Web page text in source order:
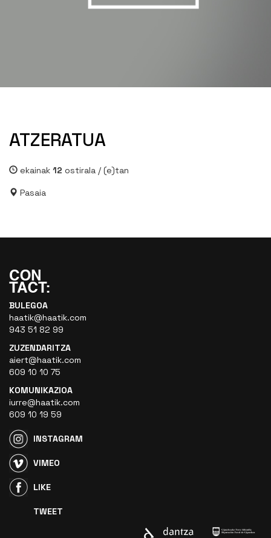
ATZERATUA
ekainak 12 ostirala / (e)tan
Pasaia
BULEGOA
haatik@haatik.com
943 51 82 99
ZUZENDARITZA
aiert@haatik.com
609 10 10 75
KOMUNIKAZIOA
iurre@haatik.com
609 10 19 59
INSTAGRAM
VIMEO
LIKE
TWEET